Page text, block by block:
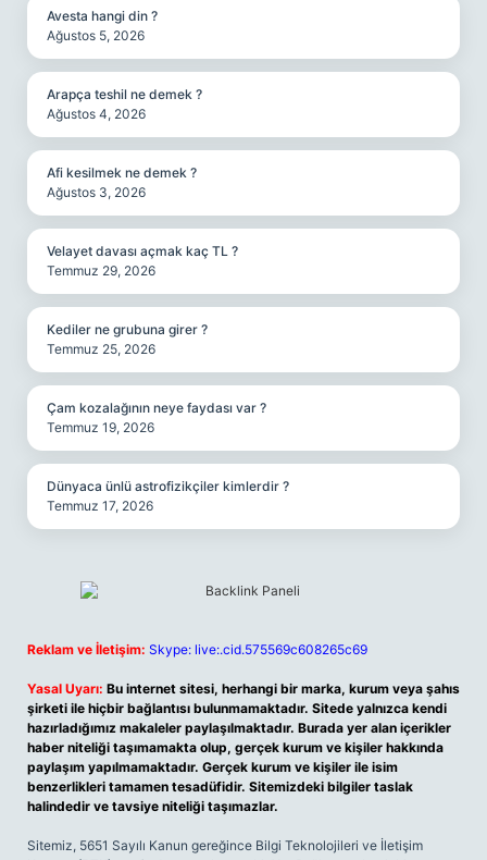
Avesta hangi din ?
Ağustos 5, 2026
Arapça teshil ne demek ?
Ağustos 4, 2026
Afi kesilmek ne demek ?
Ağustos 3, 2026
Velayet davası açmak kaç TL ?
Temmuz 29, 2026
Kediler ne grubuna girer ?
Temmuz 25, 2026
Çam kozalağının neye faydası var ?
Temmuz 19, 2026
Dünyaca ünlü astrofizikçiler kimlerdir ?
Temmuz 17, 2026
Reklam ve İletişim: Skype: live:.cid.575569c608265c69
Yasal Uyarı: Bu internet sitesi, herhangi bir marka, kurum veya şahıs
şirketi ile hiçbir bağlantısı bulunmamaktadır. Sitede yalnızca kendi
hazırladığımız makaleler paylaşılmaktadır. Burada yer alan içerikler
haber niteliği taşımamakta olup, gerçek kurum ve kişiler hakkında
paylaşım yapılmamaktadır. Gerçek kurum ve kişiler ile isim
benzerlikleri tamamen tesadüfidir. Sitemizdeki bilgiler taslak
halindedir ve tavsiye niteliği taşımazlar.
Sitemiz, 5651 Sayılı Kanun gereğince Bilgi Teknolojileri ve İletişim